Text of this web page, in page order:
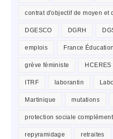
contrat d'objectif de moyen et
DGESCO DGRH
emplois France
grève féministe HCERES
ITRF laborantin
Martinique mutations
protection sociale
repyramidage retraites